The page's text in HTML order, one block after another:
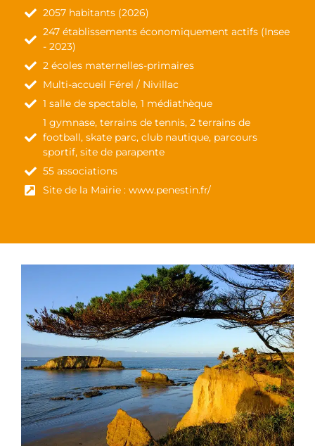
2057 habitants (2026)
247 établissements économiquement actifs (Insee
- 2023)
2 écoles maternelles-primaires
Multi-accueil Férel / Nivillac
1 salle de spectable, 1 médiathèque
1 gymnase, terrains de tennis, 2 terrains de
football, skate parc, club nautique, parcours
sportif, site de parapente
55 associations
Site de la Mairie : www.penestin.fr/